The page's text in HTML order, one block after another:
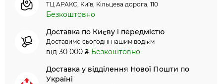
ТЦ АРАКС, Київ, Кільцева дорога, 110
Безкоштовно
Доставка по Києву і передмістю
Доставимо сьогодні нашим водієм
від 30 000 ₴ Безкоштовно
Доставка у відділення Нової Пошти по
Україні